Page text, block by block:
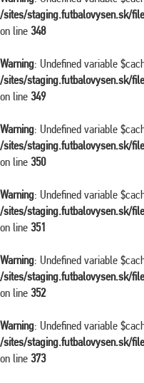
/sites/staging.futbalovysen.sk/
on line 348
Warning: Undefined variable
/sites/staging.futbalovysen.sk/
on line 349
Warning: Undefined variable
/sites/staging.futbalovysen.sk/
on line 350
Warning: Undefined variable
/sites/staging.futbalovysen.sk/
on line 351
Warning: Undefined variable
/sites/staging.futbalovysen.sk/
on line 352
Warning: Undefined variable
/sites/staging.futbalovysen.sk/
on line 373